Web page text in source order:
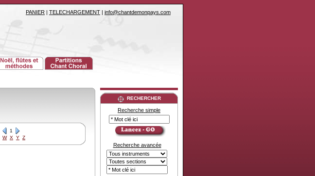
PANIER | TELECHARGEMENT | info@chantdemonpays.com
1
W X Y Z
RECHERCHER
Recherche simple
Recherche avancée